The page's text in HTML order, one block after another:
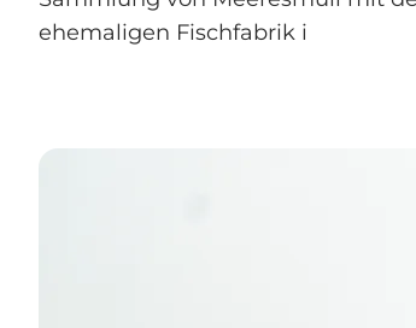
ehemaligen Fischfabrik i